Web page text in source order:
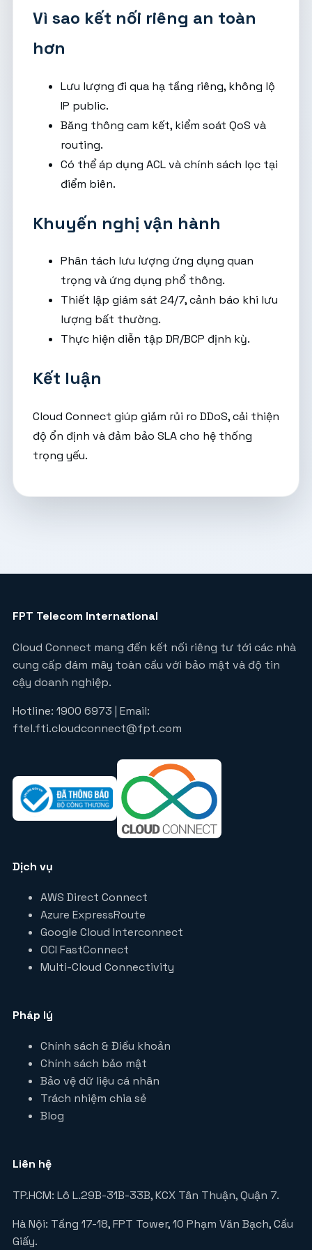
Vì sao kết nối riêng an toàn
hơn
Lưu lượng đi qua hạ tầng riêng, không lộ
IP public.
Băng thông cam kết, kiểm soát QoS và
routing.
Có thể áp dụng ACL và chính sách lọc tại
điểm biên.
Khuyến nghị vận hành
Phân tách lưu lượng ứng dụng quan
trọng và ứng dụng phổ thông.
Thiết lập giám sát 24/7, cảnh báo khi lưu
lượng bất thường.
Thực hiện diễn tập DR/BCP định kỳ.
Kết luận
Cloud Connect giúp giảm rủi ro DDoS, cải thiện
độ ổn định và đảm bảo SLA cho hệ thống
trọng yếu.
FPT Telecom International
Cloud Connect mang đến kết nối riêng tư tới các nhà
cung cấp đám mây toàn cầu với bảo mật và độ tin
cậy doanh nghiệp.
Hotline: 1900 6973 | Email:
ftel.fti.cloudconnect@fpt.com
Dịch vụ
AWS Direct Connect
Azure ExpressRoute
Google Cloud Interconnect
OCI FastConnect
Multi-Cloud Connectivity
Pháp lý
Chính sách & Điều khoản
Chính sách bảo mật
Bảo vệ dữ liệu cá nhân
Trách nhiệm chia sẻ
Blog
Liên hệ
TP.HCM: Lô L.29B-31B-33B, KCX Tân Thuận, Quận 7.
Hà Nội: Tầng 17-18, FPT Tower, 10 Phạm Văn Bạch, Cầu
Giấy.